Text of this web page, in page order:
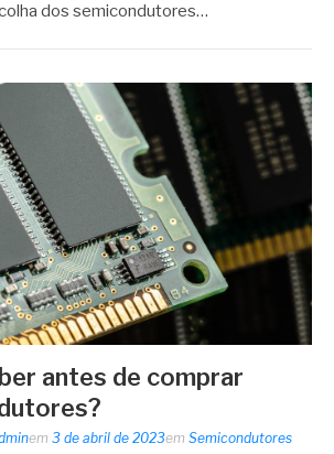
dos semicondutores…
antes de comprar
em 3 de abril de 2023em Semicondutores